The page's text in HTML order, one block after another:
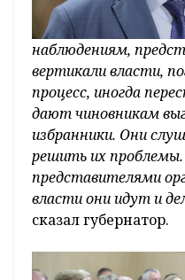
наблюдениям,
вертикали власти,
процесс, иногда
дают чиновникам
избранники. Они
решить их
представителями
власти они идут и
сказал губернатор.